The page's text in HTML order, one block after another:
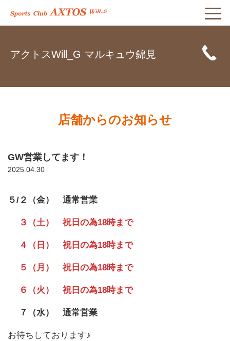
アクトスWill_G マルキュウ錦見
店舗からのお知らせ
GW営業してます！
2025.04.30
５/２（金） 通常営業
３（土） 祝日の為18時まで
４（日） 祝日の為18時まで
５（月） 祝日の為18時まで
６（火） 祝日の為18時まで
７（水） 通常営業
お待ちしております♪